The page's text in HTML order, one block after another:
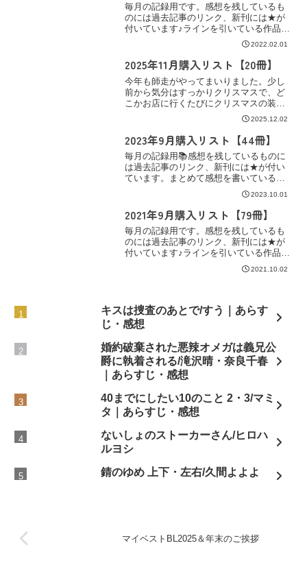
毎月の記録用です。感想を残しているも
のには過去記事のリンク、新刊には★が
付いています♪ラインを引いている作品は
読書記録にまとめてありますので、その
リンクを。コミックシーモア【BL漫画】
★ファーストコール1 ~童貞外科医、年下
ヤクザの嫁にされ...
2022.02.01
2025年11月購入リスト【20冊】
今年も師走がやってまいりました。少し
前から気分はすっかりクリスマスで、ど
こかお店に行くたびにクリスマスの装飾
を見てワクワクしたりついついクリスマ
スグッズを買ってしまったり何かと楽し
い気分で過ごせています♩会社のBGMも
もちろんクリスマス一色🎄✨
2025.12.02
2023年9月購入リスト【44冊】
毎月の記録用📚感想を残しているものに
は過去記事のリンク、新刊には★が付い
ています。まとめて感想を書いている作
品にはラインと、その下にリンクを。コ
ミックシーモア【BL漫画】★あいつと俺
の「好き」の顛末＠兄襲来！/アオヒトヒ
ラ★佐久間くんと多喜...
2023.10.01
2021年9月購入リスト【79冊】
毎月の記録用です。感想を残しているも
のには過去記事のリンク、新刊には★が
付いています♪ラインを引いている作品は
読書記録にまとめてありますので、その
2021.10.02
キスは捜査のあとで/すう｜あらす
じ・感想
婚約破棄された悪辣オメガは義兄公
爵に執着される/滝沢晴・奈良千春
｜あらすじ・感想
40までにしたい10のこと 2・3/マミ
タ｜あらすじ・感想
ないしょのストーカーさん/ヒロハ
ルヨシ
錆のゆめ 上下・左右/久間よよよ
マイベストBL2025＆年末のご挨拶